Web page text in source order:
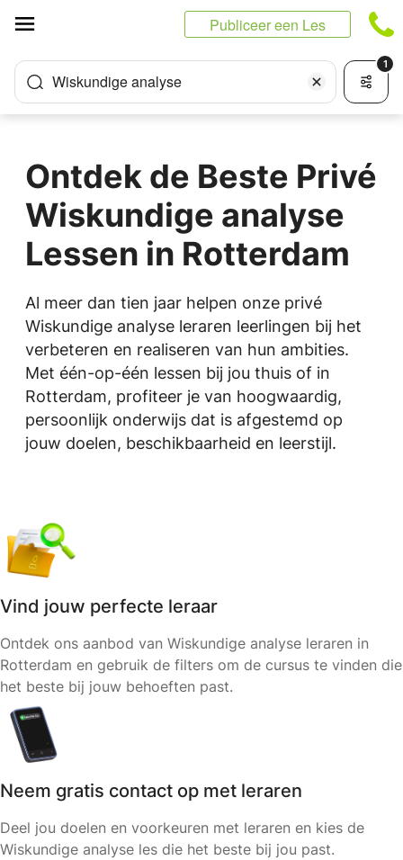
Publiceer een Les
Wiskundige analyse
1
Ontdek de Beste Privé
Wiskundige analyse
Lessen in Rotterdam
Al meer dan tien jaar helpen onze privé
Wiskundige analyse leraren leerlingen bij het
verbeteren en realiseren van hun ambities.
Met één-op-één lessen bij jou thuis of in
Rotterdam, profiteer je van hoogwaardig,
persoonlijk onderwijs dat is afgestemd op
jouw doelen, beschikbaarheid en leerstijl.
Vind jouw perfecte leraar
Ontdek ons aanbod van Wiskundige analyse leraren in
Rotterdam en gebruik de filters om de cursus te vinden die
het beste bij jouw behoeften past.
Neem gratis contact op met leraren
Deel jou doelen en voorkeuren met leraren en kies de
Wiskundige analyse les die het beste bij jou past.